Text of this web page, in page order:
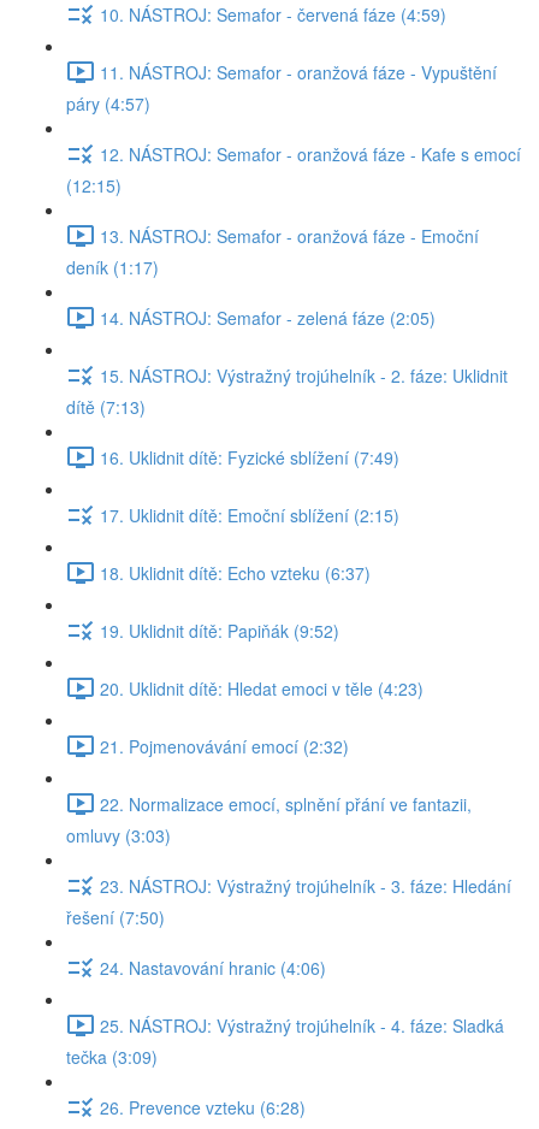
10. NÁSTROJ: Semafor - červená fáze (4:59)
11. NÁSTROJ: Semafor - oranžová fáze - Vypuštění
páry (4:57)
12. NÁSTROJ: Semafor - oranžová fáze - Kafe s emocí
(12:15)
13. NÁSTROJ: Semafor - oranžová fáze - Emoční
deník (1:17)
14. NÁSTROJ: Semafor - zelená fáze (2:05)
15. NÁSTROJ: Výstražný trojúhelník - 2. fáze: Uklidnit
dítě (7:13)
16. Uklidnit dítě: Fyzické sblížení (7:49)
17. Uklidnit dítě: Emoční sblížení (2:15)
18. Uklidnit dítě: Echo vzteku (6:37)
19. Uklidnit dítě: Papiňák (9:52)
20. Uklidnit dítě: Hledat emoci v těle (4:23)
21. Pojmenovávání emocí (2:32)
22. Normalizace emocí, splnění přání ve fantazii,
omluvy (3:03)
23. NÁSTROJ: Výstražný trojúhelník - 3. fáze: Hledání
řešení (7:50)
24. Nastavování hranic (4:06)
25. NÁSTROJ: Výstražný trojúhelník - 4. fáze: Sladká
tečka (3:09)
26. Prevence vzteku (6:28)